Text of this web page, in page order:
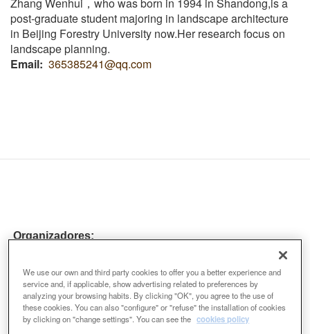
Zhang Wenhui，who was born in 1994 in Shandong,is a
post-graduate student majoring in landscape architecture
in Beijing Forestry University now.Her research focus on
landscape planning.
Email 365385241@qq.com
Organizadores:
We use our own and third party cookies to offer you a better experience and
service and, if applicable, show advertising related to preferences by
analyzing your browsing habits. By clicking "OK", you agree to the use of
these cookies. You can also "configure" or "refuse" the installation of cookies
by clicking on "change settings". You can see the cookies policy